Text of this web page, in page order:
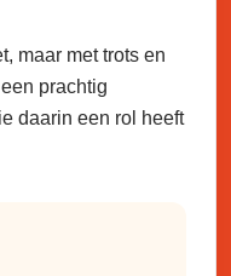
maar met trots en
prachtig
daarin een rol heeft